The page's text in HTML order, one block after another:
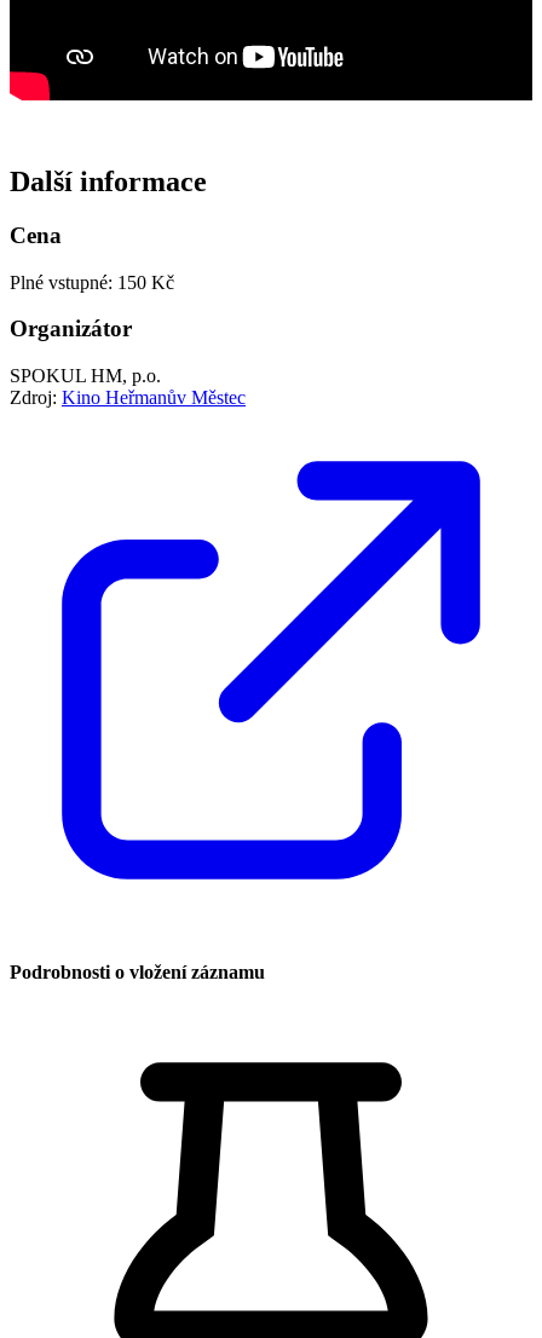
Další informace
Cena
Plné vstupné: 150 Kč
Organizátor
SPOKUL HM, p.o.
Zdroj: Kino Heřmanův Městec
Podrobnosti o vložení záznamu